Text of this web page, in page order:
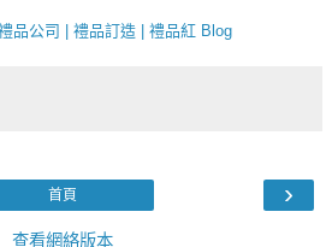
品公司 | 禮品訂造 | 禮品紅 Blog
›
首頁
查看網絡版本